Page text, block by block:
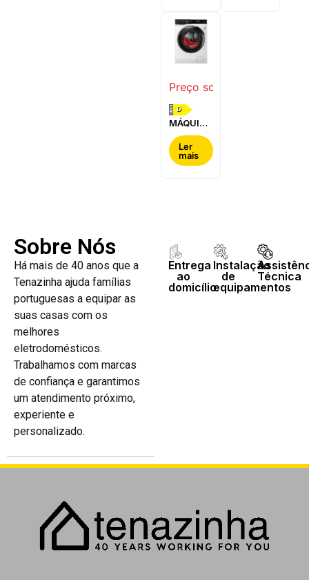
Preço sob consulta
D
MÁQUINA
DE LAVAR
E SECAR
ROUPA
AEG -
Ler
mais
Sobre Nós
Há mais de 40 anos que a
Tenazinha ajuda famílias
portuguesas a equipar as
suas casas com os
melhores
eletrodomésticos.
Trabalhamos com marcas
de confiança e garantimos
um atendimento próximo,
experiente e
personalizado.
Entrega
ao
domicílio
Instalação
de
equipamentos
Técnica